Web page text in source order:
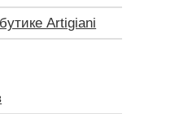
Artigiani